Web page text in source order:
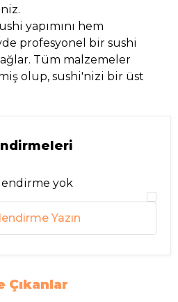
yapımını hem
profesyonel bir sushi
Tüm malzemeler
olup, sushi'nizi bir üst
yok
Yazın
Çıkanlar